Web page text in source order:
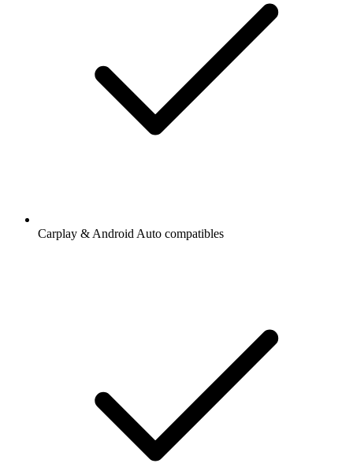
Carplay & Android Auto compatibles